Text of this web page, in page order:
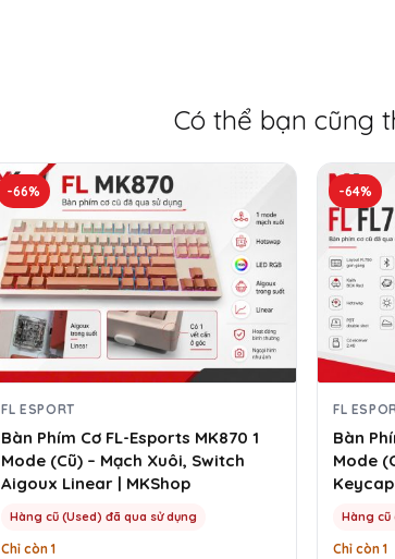
Có thể bạn cũng
-66%
FL ESPORT
Bàn Phím Cơ FL-Esports MK870 1
Mode (Cũ) – Mạch Xuôi, Switch
Aigoux Linear | MKShop
Hàng cũ (Used) đã qua sử dụng
Chỉ còn 1
-64%
FL
Bàn
Mode
Hàng cũ
Chỉ còn 1